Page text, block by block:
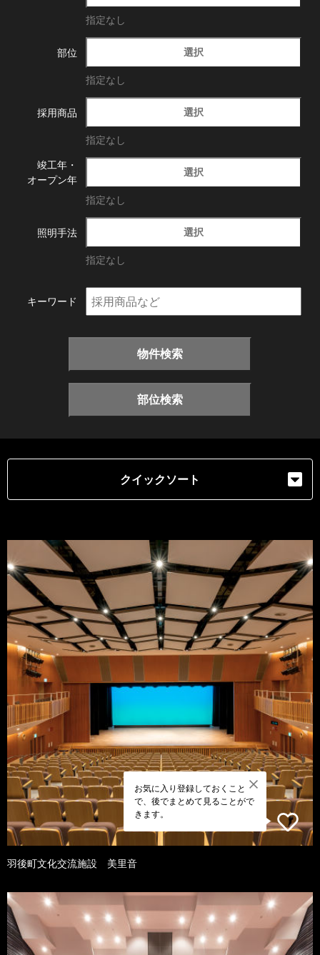
指定なし
部位 選択
指定なし
採用商品 選択
指定なし
竣工年・
オープン年
選択
指定なし
照明手法 選択
指定なし
キーワード
物件検索
部位検索
クイックソート
お気に入り登録しておくこと
で、後でまとめて見ることがで
きます。
羽後町文化交流施設 美里音